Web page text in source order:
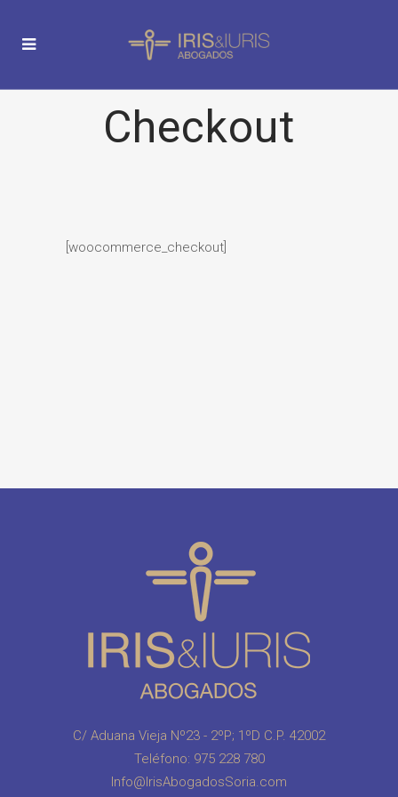
Checkout
[woocommerce_checkout]
C/ Aduana Vieja Nº23 - 2ºP; 1ºD C.P. 42002
Teléfono: 975 228 780
Info@IrisAbogadosSoria.com